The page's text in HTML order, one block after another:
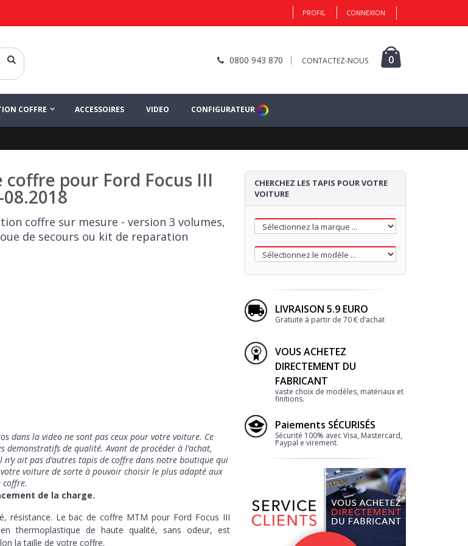
PROFIL CONNEXION
0800 943 870 CONTACTEZ-NOUS 0
COFFRE ACCESSOIRES VIDEO CONFIGURATEUR
coffre pour Ford Focus III
coffre sur mesure - version 3 volumes,
de secours ou kit de reparation
dans la video ne sont pas ceux pour votre voiture. Ce
demonstratifs de qualité. Avant de procéder à l’achat,
ait pas d’autres tapis de coffre dans notre boutique qui
voiture de sorte à pouvoir choisir le plus adapté aux
coffre.
de la charge.
résistance. Le bac de coffre MTM pour Ford Focus III
thermoplastique de haute qualité, sans odeur, est
la taille de votre coffre.
CHERCHEZ LES TAPIS POUR VOTRE
VOITURE
LIVRAISON 5.9 EURO
Gratuite à partir de 70 € d’achat
VOUS ACHETEZ
DIRECTEMENT DU
FABRICANT
vaste choix de modèles, matériaux et
finitions.
Paiements SÉCURISÉS
Sécurité 100% avec Visa, Mastercard,
Paypal e virement.